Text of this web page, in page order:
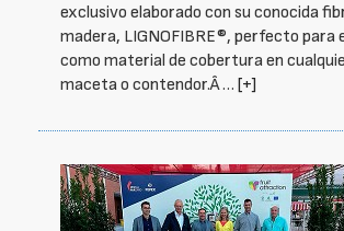
exclusivo elaborado con su conocida
madera, LIGNOFIBRE®, perfecto para
como material de cobertura en
maceta o contendor.Â … [+]